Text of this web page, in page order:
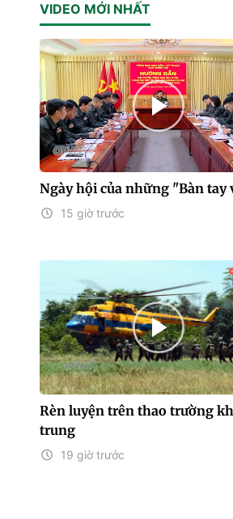
VIDEO MỚI NHẤT
Ngày hội của những "Bàn tay
15 giờ trước
Rèn luyện trên thao trường
trung
19 giờ trước